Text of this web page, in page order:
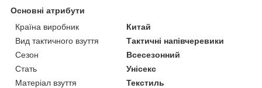
Основні атрибути
Країна виробник
Китай
Вид тактичного взуття
Тактичні напівчеревики
Сезон
Всесезонний
Стать
Унісекс
Матеріал взуття
Текстиль